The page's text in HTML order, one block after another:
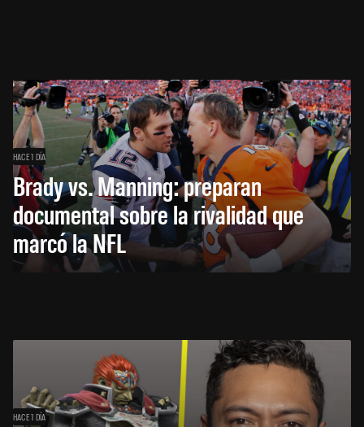
HACE 1 DÍA
Brady vs. Manning: preparan
documental sobre la rivalidad que
marcó la NFL
HACE 1 DÍA